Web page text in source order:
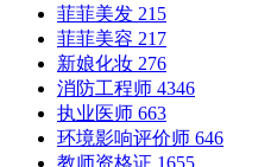
菲菲美发 215
菲菲美容 217
新娘化妆 276
消防工程师 4346
执业医师 663
环境影响评价师 646
教师资格证 1655